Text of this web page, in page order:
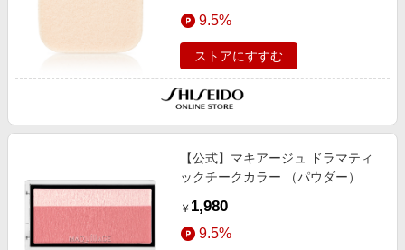
9.5%
ストアにすすむ
【公式】マキアージュ ドラマティ
ックチークカラー （パウダー）
カラー・フェイスカラー＞ 3g/立体
感/血色/輝き/マスクに…
￥ 1,980
9.5%